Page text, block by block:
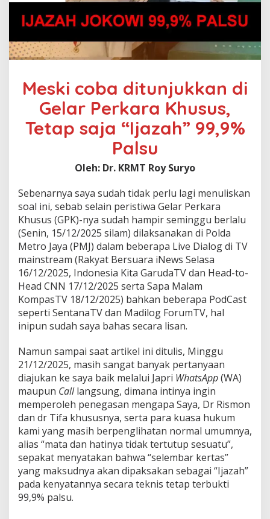
Meski coba ditunjukkan di
Gelar Perkara Khusus,
Tetap saja “Ijazah” 99,9%
Palsu
Oleh: Dr. KRMT Roy Suryo
Sebenarnya saya sudah tidak perlu lagi menuliskan
soal ini, sebab selain peristiwa Gelar Perkara
Khusus (GPK)-nya sudah hampir seminggu berlalu
(Senin, 15/12/2025 silam) dilaksanakan di Polda
Metro Jaya (PMJ) dalam beberapa Live Dialog di TV
mainstream (Rakyat Bersuara iNews Selasa
16/12/2025, Indonesia Kita GarudaTV dan Head-to-
Head CNN 17/12/2025 serta Sapa Malam
KompasTV 18/12/2025) bahkan beberapa PodCast
seperti SentanaTV dan Madilog ForumTV, hal
inipun sudah saya bahas secara lisan.
Namun sampai saat artikel ini ditulis, Minggu
21/12/2025, masih sangat banyak pertanyaan
diajukan ke saya baik melalui Japri WhatsApp(WA)
maupun Calllangsung, dimana intinya ingin
memperoleh penegasan mengapa Saya, Dr Rismon
dan dr Tifa khususnya, serta para kuasa hukum
kami yang masih berpenglihatan normal umumnya,
alias “mata dan hatinya tidak tertutup sesuatu”,
sepakat menyatakan bahwa “selembar kertas”
yang maksudnya akan dipaksakan sebagai “Ijazah”
pada kenyatannya secara teknis tetap terbukti
99,9% palsu.